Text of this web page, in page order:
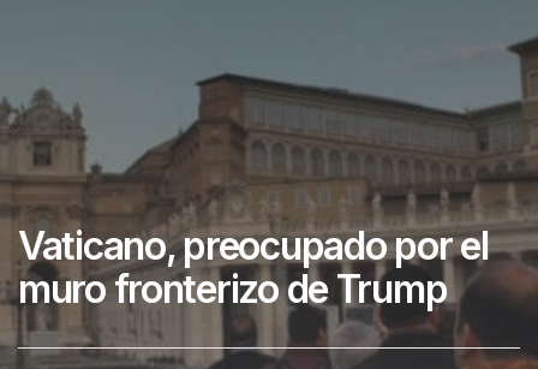
Vaticano, preocupado por el
muro fronterizo de Trump